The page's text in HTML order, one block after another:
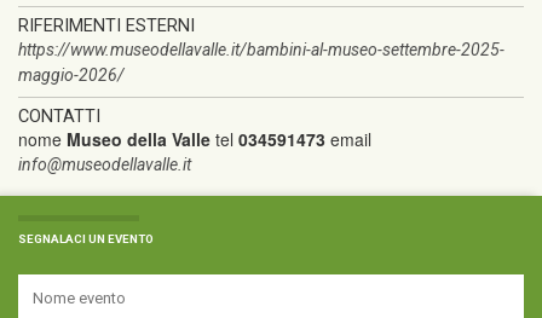
RIFERIMENTI ESTERNI
https://www.museodellavalle.it/bambini-al-museo-settembre-2025-
maggio-2026/
CONTATTI
nome Museo della Valle tel 034591473 email
info@museodellavalle.it
SEGNALACI UN EVENTO